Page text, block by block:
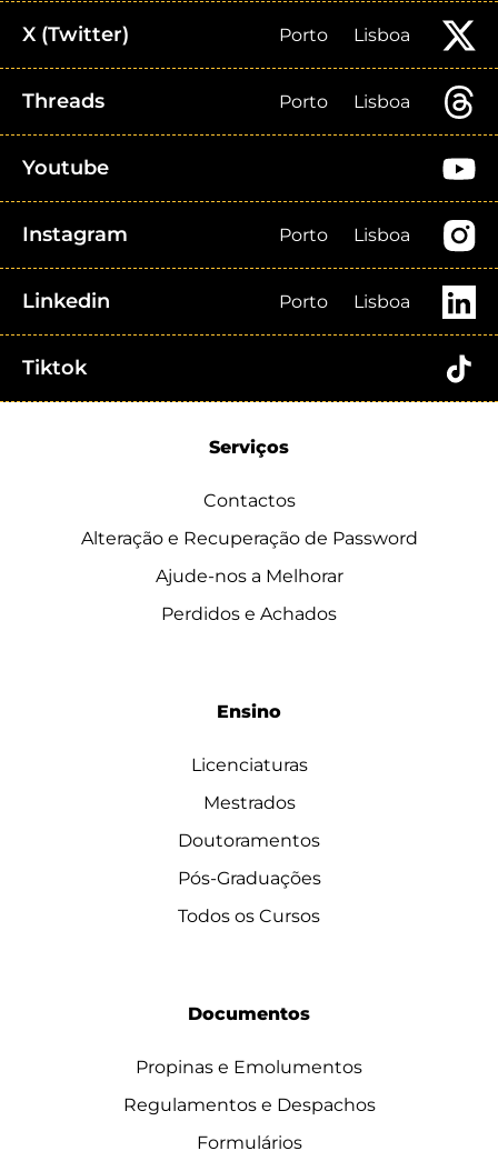
X (Twitter) Porto Lisboa
Threads Porto Lisboa
Youtube
Instagram Porto Lisboa
Linkedin Porto Lisboa
Tiktok
Serviços
Contactos
Alteração e Recuperação de Password
Ajude-nos a Melhorar
Perdidos e Achados
Ensino
Licenciaturas
Mestrados
Doutoramentos
Pós-Graduações
Todos os Cursos
Documentos
Propinas e Emolumentos
Regulamentos e Despachos
Formulários